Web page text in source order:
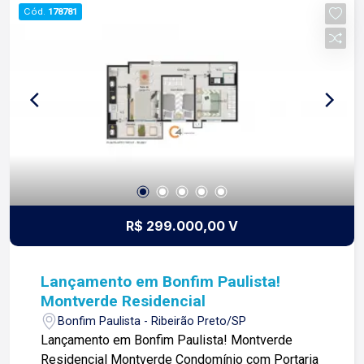
família. Famílias Para você que procura a melhor
Cód. 178781
R$ 299.000,00 V
Lançamento em Bonfim Paulista!
Montverde Residencial
Bonfim Paulista - Ribeirão Preto/SP
Lançamento em Bonfim Paulista! Montverde
Residencial Montverde Condomínio com Portaria